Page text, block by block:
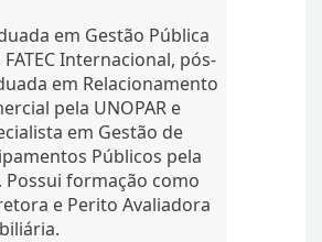
em Gestão Pública
FATEC Internacional, pós-
em Relacionamento
pela UNOPAR e
em Gestão de
Públicos pela
Possui formação como
e Perito Avaliadora